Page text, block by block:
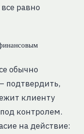
равно
обычно
подтвердить,
клиенту
контролем.
на действие: